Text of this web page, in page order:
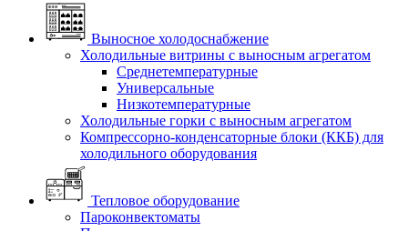
Выносное холодоснабжение
Холодильные витрины с выносным агрегатом
Среднетемпературные
Универсальные
Низкотемпературные
Холодильные горки с выносным агрегатом
Компрессорно-конденсаторные блоки (ККБ) для
холодильного оборудования
Тепловое оборудование
Пароконвектоматы